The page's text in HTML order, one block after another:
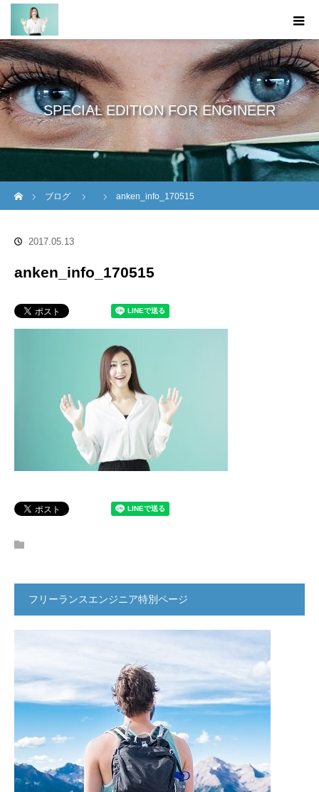
SPECIAL EDITION FOR ENGINEER
ブログ
anken_info_170515
2017.05.13
anken_info_170515
フリーランスエンジニア特別ページ